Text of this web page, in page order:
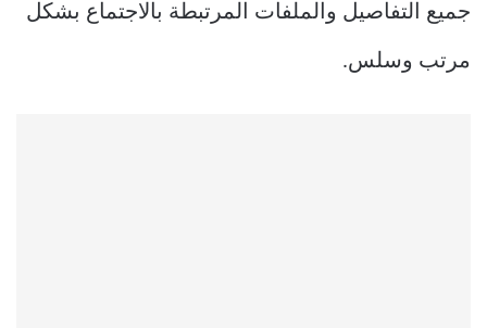
جميع التفاصيل والملفات المرتبطة بالاجتماع بشكل
مرتب وسلس.